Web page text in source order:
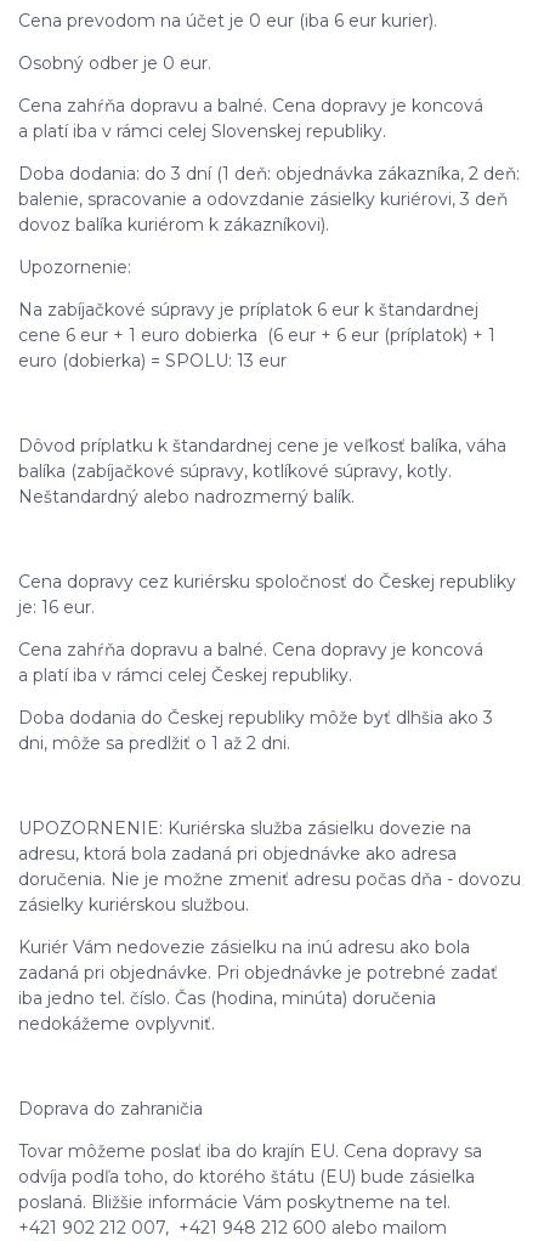
Cena prevodom na účet je 0 eur (iba 6 eur kurier).
Osobný odber je 0 eur.
Cena zahŕňa dopravu a balné. Cena dopravy je koncová
a platí iba v rámci celej Slovenskej republiky.
Doba dodania: do 3 dní (1 deň: objednávka zákazníka, 2 deň:
balenie, spracovanie a odovzdanie zásielky kuriérovi, 3 deň
dovoz balíka kuriérom k zákazníkovi).
Upozornenie:
Na zabíjačkové súpravy je príplatok 6 eur k štandardnej
cene 6 eur + 1 euro dobierka (6 eur + 6 eur (príplatok) + 1
euro (dobierka) = SPOLU: 13 eur
Dôvod príplatku k štandardnej cene je veľkosť balíka, váha
balíka (zabíjačkové súpravy, kotlíkové súpravy, kotly.
Neštandardný alebo nadrozmerný balík.
Cena dopravy cez kuriérsku spoločnosť do Českej republiky
je: 16 eur.
Cena zahŕňa dopravu a balné. Cena dopravy je koncová
a platí iba v rámci celej Českej republiky.
Doba dodania do Českej republiky môže byť dlhšia ako 3
dni, môže sa predlžiť o 1 až 2 dni.
UPOZORNENIE: Kuriérska služba zásielku dovezie na
adresu, ktorá bola zadaná pri objednávke ako adresa
doručenia. Nie je možne zmeniť adresu počas dňa - dovozu
zásielky kuriérskou službou.
Kuriér Vám nedovezie zásielku na inú adresu ako bola
zadaná pri objednávke. Pri objednávke je potrebné zadať
iba jedno tel. číslo. Čas (hodina, minúta) doručenia
nedokážeme ovplyvniť.
Doprava do zahraničia
Tovar môžeme poslať iba do krajín EU. Cena dopravy sa
odvíja podľa toho, do ktorého štátu (EU) bude zásielka
poslaná. Bližšie informácie Vám poskytneme na tel.
+421 902 212 007, +421 948 212 600 alebo mailom